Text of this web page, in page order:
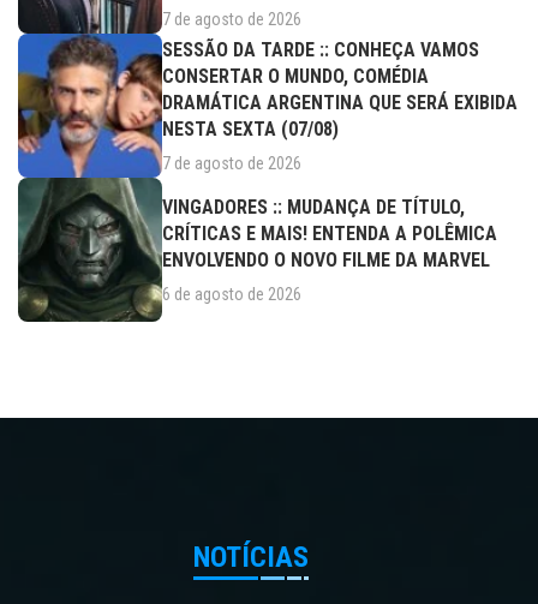
7 de agosto de 2026
SESSÃO DA TARDE :: CONHEÇA VAMOS
CONSERTAR O MUNDO, COMÉDIA
DRAMÁTICA ARGENTINA QUE SERÁ EXIBIDA
NESTA SEXTA (07/08)
7 de agosto de 2026
VINGADORES :: MUDANÇA DE TÍTULO,
CRÍTICAS E MAIS! ENTENDA A POLÊMICA
ENVOLVENDO O NOVO FILME DA MARVEL
6 de agosto de 2026
NOTÍCIAS